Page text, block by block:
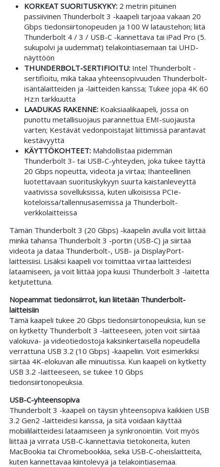
KORKEAT SUORITUSKYKY:2 metrin pituinen
passiivinen Thunderbolt 3 -kaapeli tarjoaa vakaan 20
Gbps tiedonsiirtonopeuden ja 100 W lataustehon; liitä
Thunderbolt 4 / 3 / USB-C -kannettava tai iPad Pro (5.
sukupolvi ja uudemmat) telakointiasemaan tai UHD-
näyttöön
THUNDERBOLT-SERTIFIOITU: Intel Thunderbolt -
sertifioitu, mikä takaa yhteensopivuuden Thunderbolt-
isäntälaitteiden ja -laitteiden kanssa; Tukee jopa 4K 60
Hz:n tarkkuutta
LAADUKAS RAKENNE: Koaksiaalikaapeli, jossa on
punottu metallisuojaus parannettua EMI-suojausta
varten; Kestävät vedonpoistajat liittimissä parantavat
kestävyyttä
KÄYTTÖKOHTEET: Mahdollistaa pidemmän
Thunderbolt 3- tai USB-C-yhteyden, joka tukee täyttä
20 Gbps nopeutta, videota ja virtaa; Ihanteellinen
luotettavaan suorituskykyyn suurta kaistanleveyttä
vaativissa sovelluksissa, kuten ulkoisissa PCIe-
koteloissa/tallennusasemissa ja Thunderbolt-
verkkolaitteissa
Tämän Thunderbolt 3 (20 Gbps) -kaapelin avulla voit liittää
minkä tahansa Thunderbolt 3 -portin (USB-C) ja siirtää
videota ja dataa Thunderbolt-, USB- ja DisplayPort-
laitteisiisi. Lisäksi kaapeli voi toimittaa virtaa laitteidesi
lataamiseen, ja voit liittää jopa kuusi Thunderbolt 3 -laitetta
ketjutettuna.
Nopeammat tiedonsiirrot, kun liitetään Thunderbolt-
laitteisiin
Tämä kaapeli tukee 20 Gbps tiedonsiirtonopeuksia, kun se
on kytketty Thunderbolt 3 -laitteeseen, joten voit siirtää
valokuva- ja videotiedostoja kaksinkertaisella nopeudella
verrattuna USB 3.2 (10 Gbps) -kaapeliin. Voit esimerkiksi
siirtää 4K-elokuvan alle minuutissa. Kun kaapeli on kytketty
USB 3.2 -laitteeseen, se tukee 10 Gbps
tiedonsiirtonopeuksia.
USB-C-yhteensopiva
Thunderbolt 3 -kaapeli on täysin yhteensopiva kaikkien USB
3.2 Gen2 -laitteidesi kanssa, ja sitä voidaan käyttää
mobiililaitteidesi lataamiseen ja synkronointiin. Voit myös
liittää ja virrata USB-C-kannettavia tietokoneita, kuten
MacBookia tai Chromebookkia, sekä USB-C-oheislaitteita,
kuten kannettavaa kiintolevyä ja telakointiasemaa.